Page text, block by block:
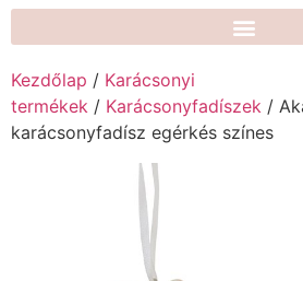
Kezdőlap / Karácsonyi
termékek / Karácsonyfadíszek /
karácsonyfadísz egérkés színes